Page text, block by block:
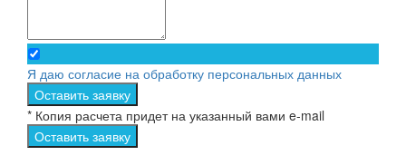
Я даю согласие на обработку персональных данных
Оставить заявку
* Копия расчета придет на указанный вами e-mail
Оставить заявку